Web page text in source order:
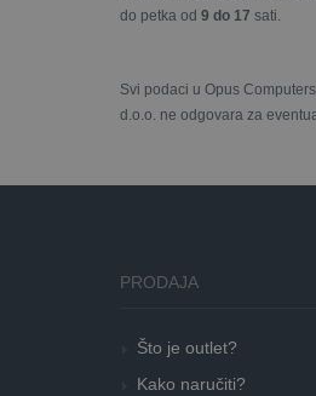
do petka od 9 do 17 sati.
Svi podaci u Opus
d.o.o. ne odgovara za
PRODAJA
Što je outlet?
Kako naručiti?